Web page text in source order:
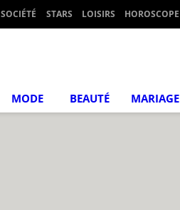
SOCIÉTÉ STARS LOISIRS HOROSCOPE
MODE BEAUTÉ MARIAGE